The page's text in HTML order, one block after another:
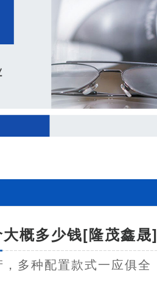
概多少钱[隆茂鑫晟]
多种配置款式一应俱全